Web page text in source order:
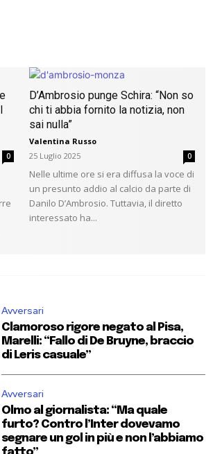
0
D’Ambrosio punge Schira: “Non so
chi ti abbia fornito la notizia, non
sai nulla”
Valentina Russo
25 Luglio 2025
0
Nelle ultime ore si era diffusa la voce di
un presunto addio al calcio da parte di
Danilo D’Ambrosio. Tuttavia, il diretto
interessato ha...
Avversari
Clamoroso rigore negato al Pisa,
Marelli: “Fallo di De Bruyne, braccio
di Leris casuale”
Avversari
Olmo al giornalista: “Ma quale
furto? Contro l’Inter dovevamo
segnare un gol in più e non l’abbiamo